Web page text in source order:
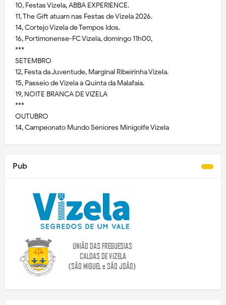
10, Festas Vizela, ABBA EXPERIENCE.
11, The Gift atuam nas Festas de Vizela 2026.
14, Cortejo Vizela de Tempos Idos.
16, Portimonense-FC Vizela, domingo 11h00,
***
SETEMBRO
12, Festa da Juventude, Marginal Ribeirinha Vizela.
15, Passeio de Vizela à Quinta da Malafaia.
19, NOITE BRANCA DE VIZELA
***
OUTUBRO
14, Campeonato Mundo Séniores Minigolfe Vizela
Pub